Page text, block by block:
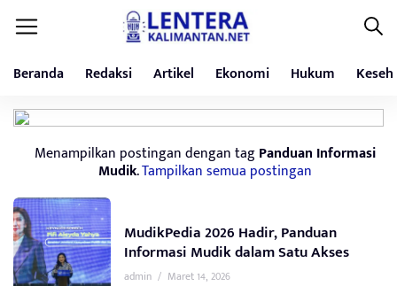
Beranda Redaksi Artikel Ekonomi Hukum
Menampilkan postingan dengan tagPanduan Informasi
Mudik.Tampilkan semua postingan
MudikPedia 2026 Hadir, Panduan
Informasi Mudik dalam Satu Akses
admin / Maret 14, 2026